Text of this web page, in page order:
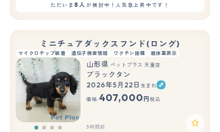
ただいま 8人 が検討中！人気急上昇中です！
ミニチュアダックスフンド(ロング)
マイクロチップ装着 遺伝子検査情報 ワクチン接種 親体重表示
山形県 ペットプラス 天童店
ブラックタン
2026年5月22日 生まれ
価格:407,000 円 税込
5時間前